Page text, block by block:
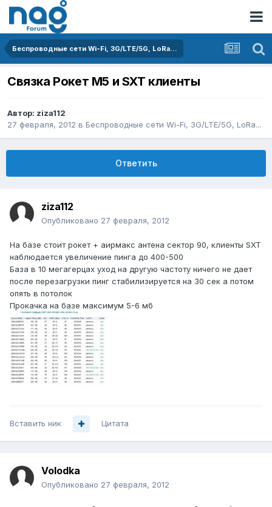
Беспроводные сети Wi-Fi, 3G/LTE/5G, LoRa...
Связка Рокет М5 и SXT клиенты
Автор: ziza112
27 февраля, 2012 в Беспроводные сети Wi-Fi, 3G/LTE/5G, LoRa...
Ответить
ziza112
Опубликовано 27 февраля, 2012
На базе стоит рокет + аирмакс антена сектор 90, клиенты SXT
наблюдается увеличение пинга до 400-500
База в 10 мегагерцах уход на другую частоту ничего не дает
после перезагрузки пинг стабилизируется на 30 сек а потом
опять в потолок
Прокачка на базе максимум 5-6 мб
Вставить ник Цитата
Volodka
Опубликовано 27 февраля, 2012